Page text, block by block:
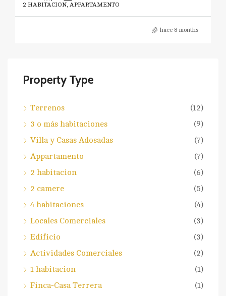
2 HABITACION, APPARTAMENTO
hace 8 months
Property Type
Terrenos
(12)
3 o más habitaciones
(9)
Villa y Casas Adosadas
(7)
Appartamento
(7)
2 habitacion
(6)
2 camere
(5)
4 habitaciones
(4)
Locales Comerciales
(3)
Edificio
(3)
Actividades Comerciales
(2)
1 habitacion
(1)
Finca-Casa Terrera
(1)